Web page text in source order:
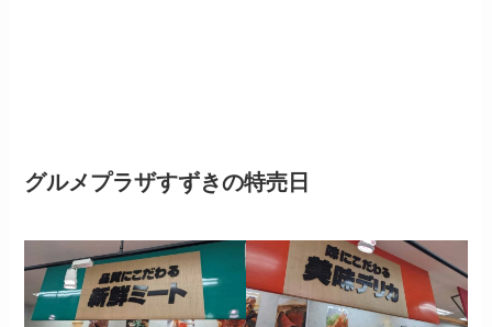
グルメプラザすずきの特売日